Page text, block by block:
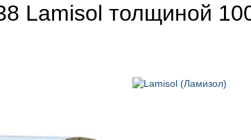
Lamisol толщиной